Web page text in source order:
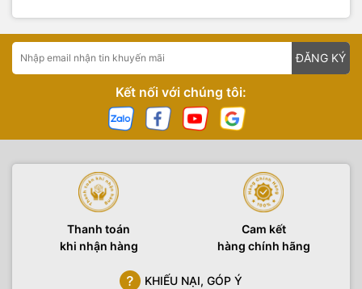
ĐĂNG KÝ
Kết nối với chúng tôi:
Thanh toán
khi nhận hàng
Cam kết
hàng chính hãng
KHIẾU NẠI, GÓP Ý